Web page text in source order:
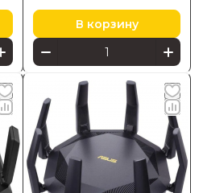
В корзину